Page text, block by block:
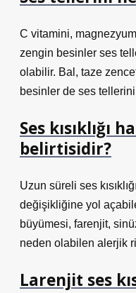
C vitamini,
zengin besinler ses
olabilir. Bal, taze
besinler de ses
Ses kısıklığı
belirtisidir?
Uzun süreli ses
değişikliğine yol
büyümesi, farenjit,
neden olabilen alerjik
Larenjit ses